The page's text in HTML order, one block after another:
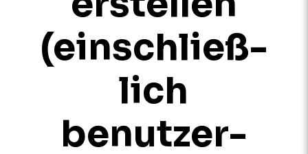
(einschließ­
lich
benutzer­